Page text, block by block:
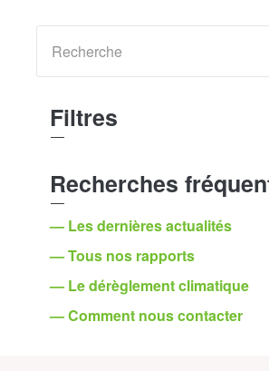
Filtres
Recherches
— Les dernières actualités
— Tous nos rapports
— Le dérèglement climatique
— Comment nous contacter